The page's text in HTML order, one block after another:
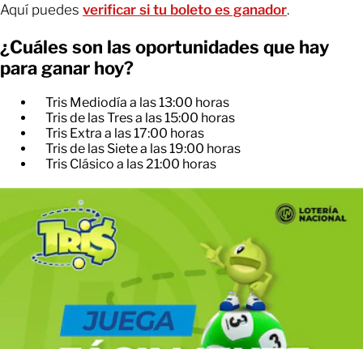
Aquí puedes verificar si tu boleto es ganador.
¿Cuáles son las oportunidades que hay
para ganar hoy?
Tris Mediodía a las 13:00 horas
Tris de las Tres a las 15:00 horas
Tris Extra a las 17:00 horas
Tris de las Siete a las 19:00 horas
Tris Clásico a las 21:00 horas